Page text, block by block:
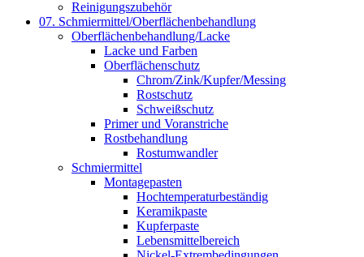
Reinigungszubehör
07. Schmiermittel/Oberflächenbehandlung
Oberflächenbehandlung/Lacke
Lacke und Farben
Oberflächenschutz
Chrom/Zink/Kupfer/Messing
Rostschutz
Schweißschutz
Primer und Voranstriche
Rostbehandlung
Rostumwandler
Schmiermittel
Montagepasten
Hochtemperaturbeständig
Keramikpaste
Kupferpaste
Lebensmittelbereich